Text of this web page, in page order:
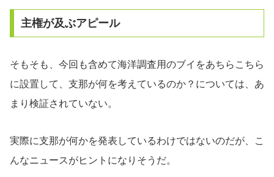
主権が及ぶアピール
そもそも、今回も含めて海洋調査用のブイをあちらこちら
に設置して、支那が何を考えているのか？については、あ
まり検証されていない。
実際に支那が何かを発表しているわけではないのだが、こ
んなニュースがヒントになりそうだ。